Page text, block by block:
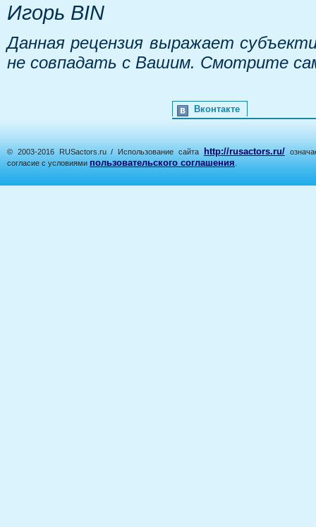
Игорь BIN
Данная рецензия выражает
не совпадать с Вашим. Смотрите
Вконтакте
© 2003-2016 RUSactors.ru / Использование сайта http://rusactors.ru/
согласие с условиями пользовательского соглашения